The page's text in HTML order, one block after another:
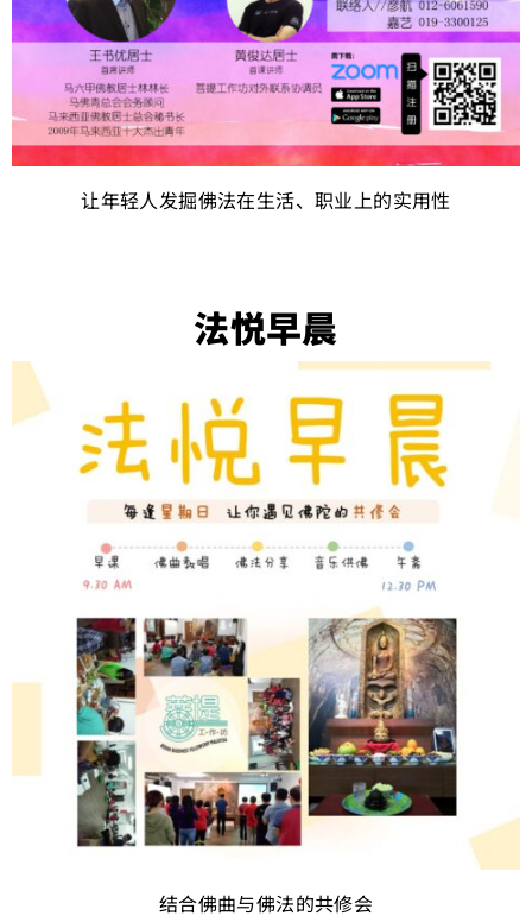
让年轻人发掘佛法在生活、职业上的实用性
法悦早晨​
结合佛曲与佛法的共修会